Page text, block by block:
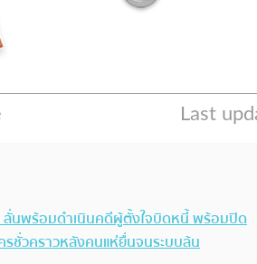
ลั่นพร้อมดำเนินคดีผู้ตั้งใจบิดหนี้ พร้อมปิด
ชั่วคราวหลังคนแห่ยื่นจนระบบล้น